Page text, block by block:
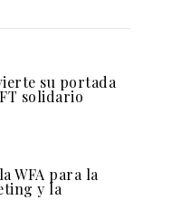
su portada
solidario
WFA para la
y la